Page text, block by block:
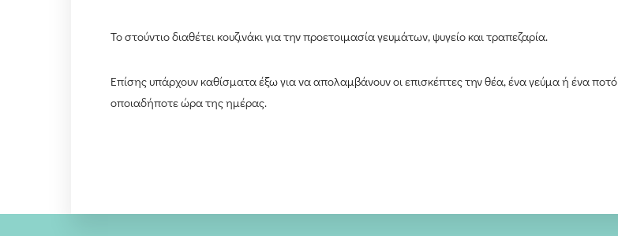
Το στούντιο διαθέτει κουζινάκι για την προετοιμασία γευμάτων, ψυγείο και τραπεζαρία.
Επίσης υπάρχουν καθίσματα έξω για να απολαμβάνουν οι επισκέπτες την θέα, ένα γεύμα ή ένα ποτό
οποιαδήποτε ώρα της ημέρας.